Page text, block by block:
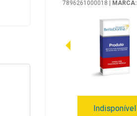
7896261000018 | MARCA:
Indisponível